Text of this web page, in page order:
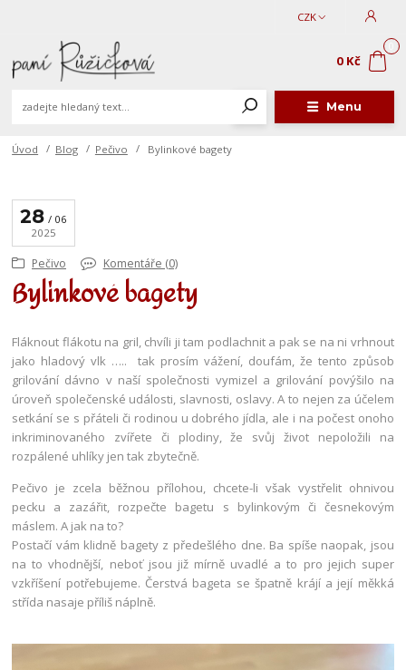
Menu
CZK
0 Kč
Úvod Blog Pečivo Bylinkové bagety
28
06
2025
Pečivo Komentáře (0)
Bylinkové bagety
Fláknout flákotu na gril, chvíli ji tam podlachnit a pak se na ni vrhnout
jako hladový vlk …..
tak prosím vážení, doufám, že tento způsob
grilování dávno v naší společnosti vymizel a grilování povýšilo na
úroveň společenské události, slavnosti, oslavy. A to nejen za účelem
setkání se s přáteli či rodinou u dobrého jídla, ale i na počest onoho
inkriminovaného zvířete či plodiny, že svůj život nepoložili na
rozpálené uhlíky jen tak zbytečně.
Pečivo je zcela běžnou přílohou, chcete-li však vystřelit ohnivou
pecku a zazářit, rozpečte bagetu s bylinkovým či česnekovým
máslem. A jak na to?
Postačí vám klidně bagety z předešlého dne. Ba spíše naopak, jsou
na to vhodnější, neboť jsou již mírně uvadlé a to pro jejich super
vzkříšení potřebujeme. Čerstvá bageta se špatně krájí a její měkká
střída nasaje příliš náplně.